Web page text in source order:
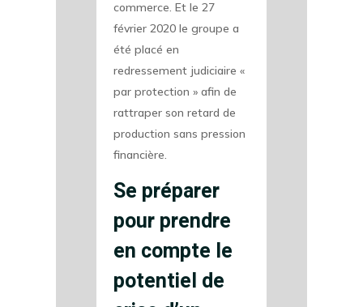
commerce. Et le 27
février 2020 le groupe a
été placé en
redressement judiciaire «
par protection » afin de
rattraper son retard de
production sans pression
financière.
Se préparer
pour prendre
en compte le
potentiel de